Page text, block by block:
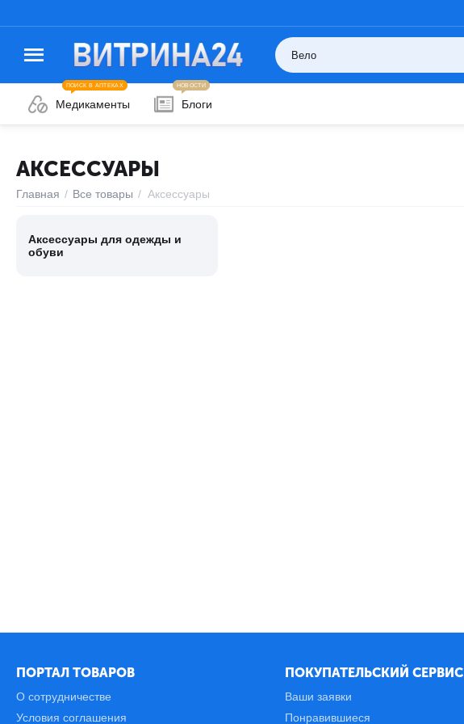
Медикаменты
ПОИСК В АПТЕКАХ
Блоги
НОВОСТИ
АКСЕССУАРЫ
Главная / Все товары / Аксессуары
Аксессуары для одежды и
обуви
ПОРТАЛ ТОВАРОВ
О сотрудничестве
Условия соглашения
ПОКУПАТЕЛЬСКИЙ СЕРВИС
Ваши заявки
Понравившиеся